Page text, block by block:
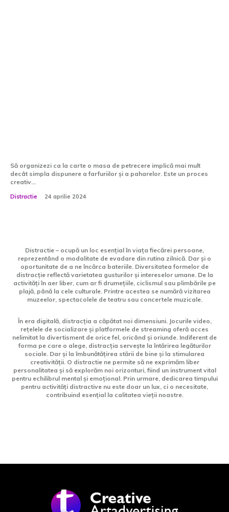
Să organizezi ca la carte o masa de petrecere implică mai mult
decât simpla dispunere a farfuriilor și a paharelor. Este un proces
creativ...
Distractie 24 aprilie 2024
Distractie – ocupă un loc esențial în viața fiecărei persoane,
reprezentând o modalitate de evadare din rutina zilnică. Dar și o
oportunitate de a ne încărca bateriile. Diversitatea formelor de
distracție reflectă varietatea gusturilor și intereselor umane. De la
activități în aer liber, cum ar fi drumețiile, ciclismul sau plimbările pe
plajă, până la cele culturale. Printre acestea se numără vizitarea
muzeelor, spectacolele de teatru sau concertele muzicale.
În era digitală, distracția a căpătat noi dimensiuni. Jocurile video,
rețelele de socializare și platformele de streaming oferă acces
nelimitat la divertisment de orice fel, oricând și oriunde. Indiferent de
forma pe care o alege, distracția servește la întărirea legăturilor
sociale. Dar și la îmbunătățirea stării de bine și la stimularea
creativității. O distractie ne permite să ne exprimăm liber
personalitatea și să explorăm noi orizonturi, fiind un instrument vital
pentru echilibrul mental și emoțional. Prin urmare, dedicarea timpului
pentru activități distractive nu este doar un lux, ci o necesitate,
contribuind esențial la calitatea vieții noastre.